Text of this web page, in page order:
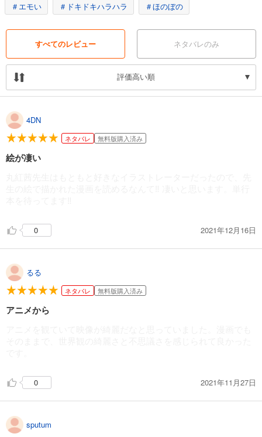
＃エモい ＃ドキドキハラハラ ＃ほのぼの
すべてのレビュー ネタバレのみ
評価高い順
4DN
ネタバレ 無料版購入済み
絵が凄い
0 2021年12月16日
るる
ネタバレ 無料版購入済み
アニメから
0 2021年11月27日
sputum